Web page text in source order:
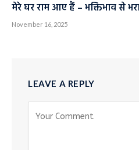
मेरे घर राम आए हैं – भक्तिभाव से
November 16, 2025
LEAVE A REPLY